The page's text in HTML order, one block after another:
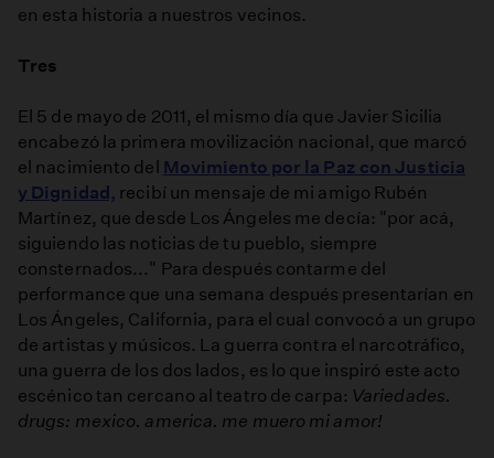
en esta historia a nuestros vecinos.
Tres
El 5 de mayo de 2011, el mismo día que Javier Sicilia
encabezó la primera movilización nacional, que marcó
el nacimiento del Movimiento por la Paz con Justicia
y Dignidad, recibí un mensaje de mi amigo Rubén
Martínez, que desde Los Ángeles me decía: "por acá,
siguiendo las noticias de tu pueblo, siempre
consternados..." Para después contarme del
performance que una semana después presentarían en
Los Ángeles, California, para el cual convocó a un grupo
de artistas y músicos. La guerra contra el narcotráfico,
una guerra de los dos lados, es lo que inspiró este acto
escénico tan cercano al teatro de carpa: Variedades.
drugs: mexico. america. me muero mi amor!